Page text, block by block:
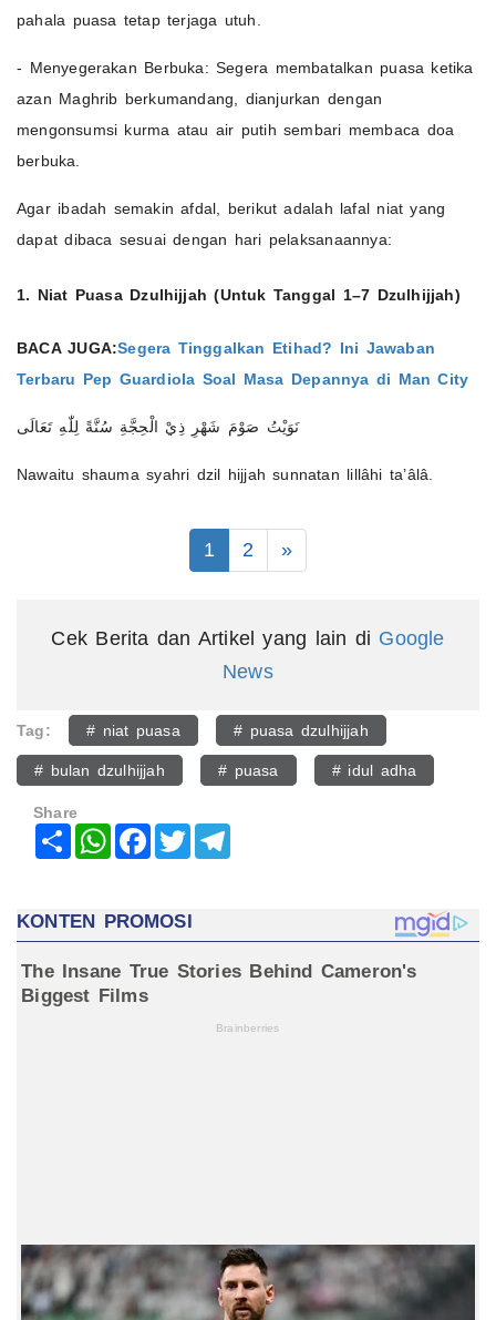
pahala puasa tetap terjaga utuh.
- Menyegerakan Berbuka: Segera membatalkan puasa ketika
azan Maghrib berkumandang, dianjurkan dengan
mengonsumsi kurma atau air putih sembari membaca doa
berbuka.
Agar ibadah semakin afdal, berikut adalah lafal niat yang
dapat dibaca sesuai dengan hari pelaksanaannya:
1. Niat Puasa Dzulhijjah (Untuk Tanggal 1–7 Dzulhijjah)
BACA JUGA:Segera Tinggalkan Etihad? Ini Jawaban
Terbaru Pep Guardiola Soal Masa Depannya di Man City
نَوَيْتُ صَوْمَ شَهْرِ ذِيْ الْحِجَّةِ سُنَّةً لِلّٰهِ تَعَالَى
Nawaitu shauma syahri dzil hijjah sunnatan lillâhi ta’âlâ.
1 2 »
Cek Berita dan Artikel yang lain di Google
News
Tag: # niat puasa # puasa dzulhijjah
# bulan dzulhijjah # puasa # idul adha
Share
Share WhatsAppFacebook
Twitter